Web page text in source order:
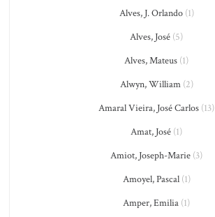
Alves, J. Orlando(1)
Alves, José (5)
Alves, Mateus (1)
Alwyn, William(2)
Amaral Vieira, José Carlos (13)
Amat, José (1)
Amiot, Joseph-Marie (3)
Amoyel, Pascal(1)
Amper, Emilia (1)